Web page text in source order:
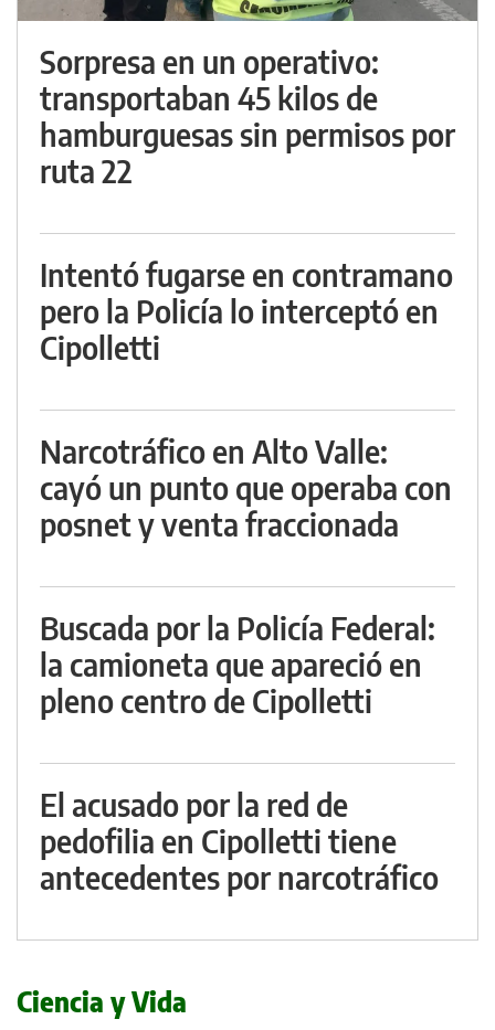
Sorpresa en un operativo:
transportaban 45 kilos de
hamburguesas sin permisos por
ruta 22
Intentó fugarse en contramano
pero la Policía lo interceptó en
Cipolletti
Narcotráfico en Alto Valle:
cayó un punto que operaba con
posnet y venta fraccionada
Buscada por la Policía Federal:
la camioneta que apareció en
pleno centro de Cipolletti
El acusado por la red de
pedofilia en Cipolletti tiene
antecedentes por narcotráfico
Ciencia y Vida